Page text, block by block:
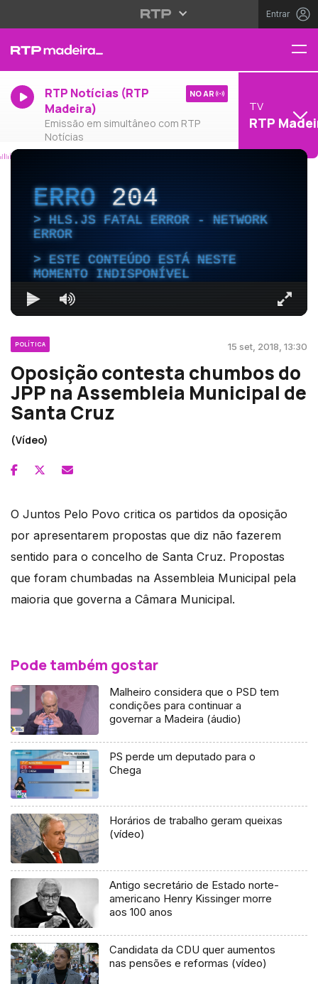
Entrar
RTP Notícias (RTP
Madeira)
Emissão em simultâneo com RTP
Notícias
NO AR
TV
RTP
ERRO204
HLS.JS FATAL ERROR - NETWORK
ERROR
ESTE CONTEÚDO ESTÁ NESTE
MOMENTO INDISPONÍVEL
POLÍTICA 15 set, 2018, 13:30
Oposição contesta chumbos do
JPP na Assembleia Municipal de
Santa Cruz
(Vídeo)
O Juntos Pelo Povo critica os partidos da oposição
por apresentarem propostas que diz não fazerem
sentido para o concelho de Santa Cruz. Propostas
que foram chumbadas na Assembleia Municipal pela
maioria que governa a Câmara Municipal.
Pode também gostar
Malheiro considera que o PSD tem
condições para continuar a
governar a Madeira (áudio)
PS perde um deputado para o
Chega
Horários de trabalho geram queixas
(vídeo)
Antigo secretário de Estado norte-
americano Henry Kissinger morre
aos 100 anos
Candidata da CDU quer aumentos
nas pensões e reformas (vídeo)